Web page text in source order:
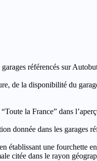
référencés sur
de la disponibilité du
la France” dans
dans les garages
une fourchette
citée dans le rayon